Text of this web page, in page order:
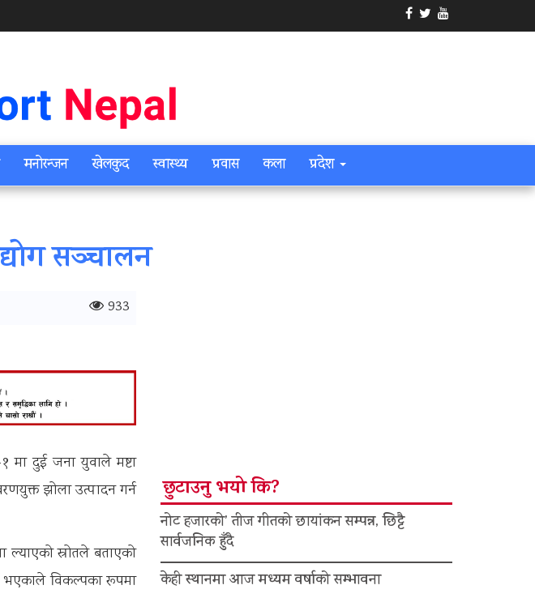
मनोरन्जन खेलकुद स्वास्थ्य प्रवास कला प्रदेश
सञ्चालन
933
मा दुई जना युवाले मष्टा
झोला उत्पादन गर्न
ल्याएको स्रोतले बताएको
भएकाले विकल्पका रूपमा
छुटाउनु भयो कि?
नोट हजारको’ तीज गीतको छायांकन सम्पन्न, छिट्टै
सार्वजनिक हुँदै
केही स्थानमा आज मध्यम वर्षाको सम्भावना